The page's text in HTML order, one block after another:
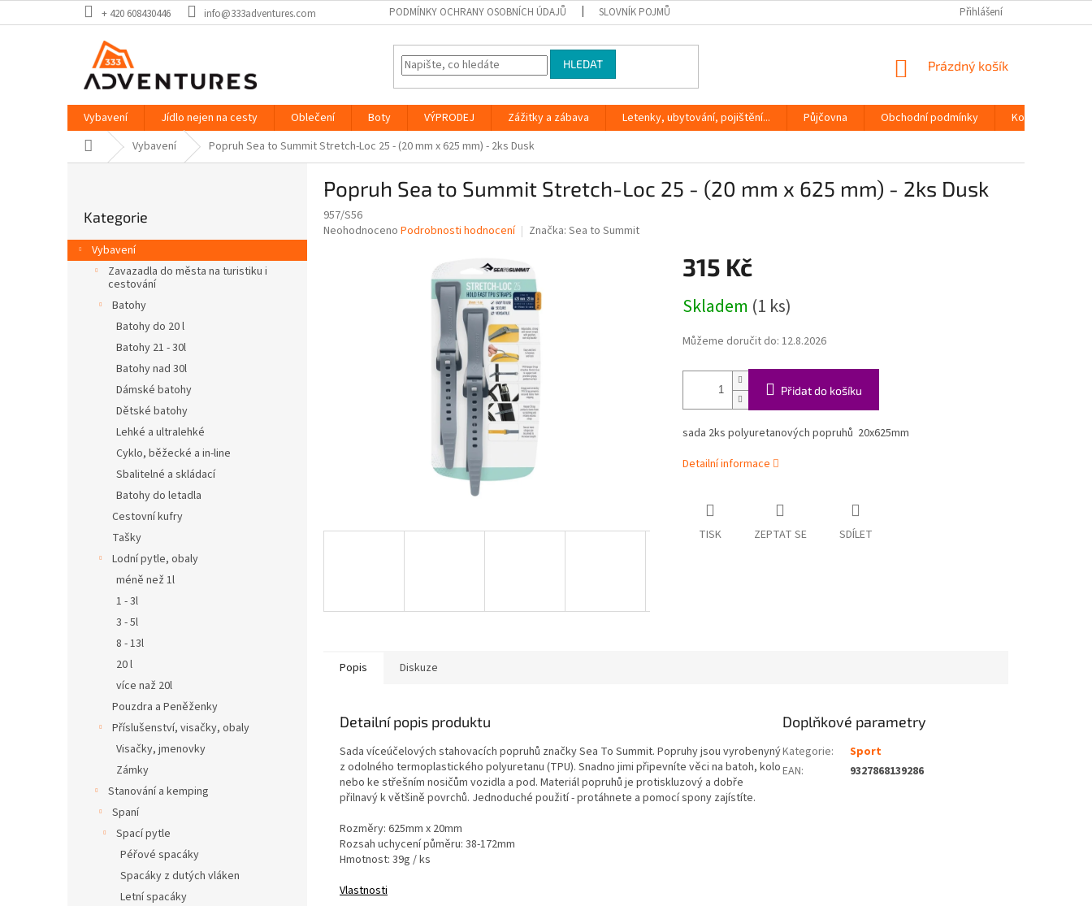
na
+ 420 608430446 info@333adventures.com PODMÍNKY OCHRANY OSOBNÍCH ÚDAJŮ SLOVNÍK POJMŮ Přihlášení
HLEDAT
NÁKUPNÍ
Prázdný košík
Vybavení Jídlo nejen na cesty Oblečení Boty VÝPRODEJ Zážitky a zábava Letenky, ubytování, pojištění... Půjčovna Obchodní podmínky
Kontakty
Domů Vybavení Popruh Sea to Summit Stretch-Loc 25 - (20 mm x 625 mm) - 2ks Dusk
r
a
kategorie
Kategorie
Vybavení
Zavazadla do města na turistiku i
cestování
Batohy
Batohy do 20 l
Batohy 21 - 30l
Batohy nad 30l
Dámské batohy
Dětské batohy
Lehké a ultralehké
Cyklo, běžecké a in-line
Sbalitelné a skládací
Batohy do letadla
Cestovní kufry
Tašky
Lodní pytle, obaly
méně než 1l
1 - 3l
3 - 5l
8 - 13l
20 l
více naž 20l
Pouzdra a Peněženky
Příslušenství, visačky, obaly
Visačky, jmenovky
Zámky
Stanování a kemping
Spaní
Spací pytle
Péřové spacáky
Spacáky z dutých vláken
Letní spacáky
Popruh Sea to Summit Stretch-Loc 25 - (20 mm x 625 mm) - 2ks Dusk
957/S56
Průměrné
Neohodnoceno Podrobnosti hodnocení Značka: Sea to Summit
315 Kč
cena:
Skladem (1 ks)
Můžeme doručit do: 12.8.2026
Přidat do košíku
sada 2ks polyuretanových popruhů 20x625mm
Detailní informace
TISK ZEPTAT SE SDÍLET
Popis Diskuze
Detailní popis produktu
Sada víceúčelových stahovacích popruhů značky Sea To Summit. Popruhy jsou vyrobenyný
z odolného termoplastického polyuretanu (TPU). Snadno jimi připevníte věci na batoh, kolo
nebo ke střešním nosičům vozidla a pod. Materiál popruhů je protiskluzový a dobře
přilnavý k většině povrchů. Jednoduché použití - protáhnete a pomocí spony zajístíte.
Rozměry: 625mm x 20mm
Rozsah uchycení půměru: 38-172mm
Hmotnost: 39g / ks
Vlastnosti
Doplňkové parametry
Kategorie:
Sport
EAN: 9327868139286